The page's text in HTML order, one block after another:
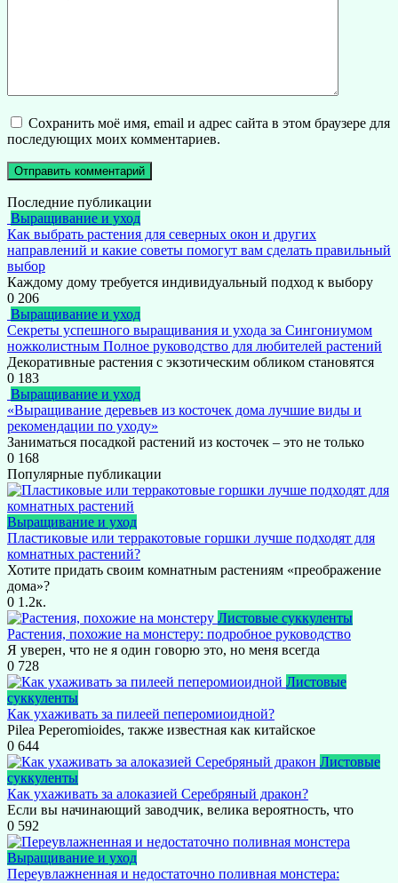
Сохранить моё имя, email и адрес сайта в этом браузере для
последующих моих комментариев.
Последние публикации
Выращивание и уход
Как выбрать растения для северных окон и других
направлений и какие советы помогут вам сделать правильный
выбор
Каждому дому требуется индивидуальный подход к выбору
0 206
Выращивание и уход
Секреты успешного выращивания и ухода за Сингониумом
ножколистным Полное руководство для любителей растений
Декоративные растения с экзотическим обликом становятся
0 183
Выращивание и уход
«Выращивание деревьев из косточек дома лучшие виды и
рекомендации по уходу»
Заниматься посадкой растений из косточек – это не только
0 168
Популярные публикации
Выращивание и уход
Пластиковые или терракотовые горшки лучше подходят для
комнатных растений?
Хотите придать своим комнатным растениям «преображение
дома»?
0 1.2к.
Листовые суккуленты
Растения, похожие на монстеру: подробное руководство
Я уверен, что не я один говорю это, но меня всегда
0 728
Листовые
суккуленты
Как ухаживать за пилеей пеперомиоидной?
Pilea Peperomioides, также известная как китайское
0 644
Листовые
суккуленты
Как ухаживать за алоказией Серебряный дракон?
Если вы начинающий заводчик, велика вероятность, что
0 592
Выращивание и уход
Переувлажненная и недостаточно поливная монстера: